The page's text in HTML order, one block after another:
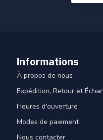
Informations
À propos de nous
Expédition, Retour et
Heures d'ouverture
Modes de paiement
Nous contacter